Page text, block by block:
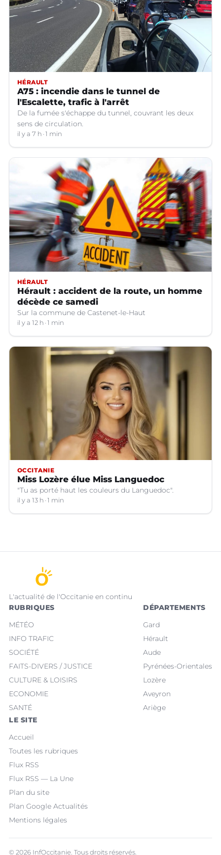
HÉRAULT
A75 : incendie dans le tunnel de
l'Escalette, trafic à l'arrêt
De la fumée s'échappe du tunnel, couvrant les deux
sens de circulation.
il y a 7 h 1 min
HÉRAULT
Hérault : accident de la route, un homme
décède ce samedi
Sur la commune de Castenet-le-Haut
il y a 12 h 1 min
OCCITANIE
Miss Lozère élue Miss Languedoc
"Tu as porté haut les couleurs du Languedoc".
il y a 13 h 1 min
L'actualité de l'Occitanie en continu
RUBRIQUES
MÉTÉO
INFO TRAFIC
SOCIÉTÉ
FAITS-DIVERS / JUSTICE
CULTURE & LOISIRS
ECONOMIE
SANTÉ
DÉPARTEMENTS
Gard
Hérault
Aude
Pyrénées-Orientales
Lozère
Aveyron
Ariège
LE SITE
Accueil
Toutes les rubriques
Flux RSS
Flux RSS — La Une
Plan du site
Plan Google Actualités
Mentions légales
© 2026 InfOccitanie. Tous droits réservés.